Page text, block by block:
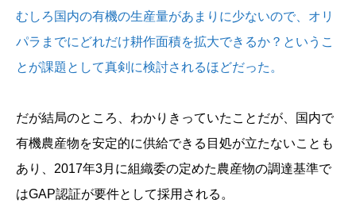
むしろ国内の有機の生産量があまりに少ないので、オリ
パラまでにどれだけ耕作面積を拡大できるか？というこ
とが課題として真剣に検討されるほどだった。
だが結局のところ、わかりきっていたことだが、国内で
有機農産物を安定的に供給できる目処が立たないことも
あり、2017年3月に組織委の定めた農産物の調達基準で
はGAP認証が要件として採用される。